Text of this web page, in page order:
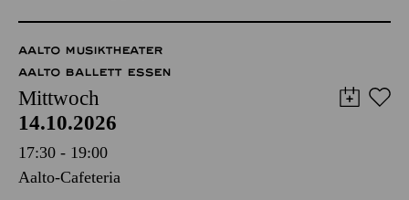
AALTO MUSIKTHEATER
AALTO BALLETT ESSEN
Mittwoch
14.10.2026
17:30 - 19:00
Aalto-Cafeteria